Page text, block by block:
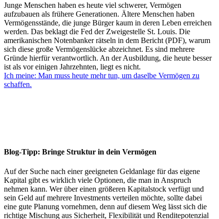
Junge Menschen haben es heute viel schwerer, Vermögen
aufzubauen als frühere Generationen. Ältere Menschen haben
Vermögensstände, die junge Bürger kaum in deren Leben erreichen
werden. Das beklagt die Fed der Zweigestelle St. Louis. Die
amerikanischen Notenbanker rätseln in dem Bericht (PDF), warum
sich diese große Vermögenslücke abzeichnet. Es sind mehrere
Gründe hierfür verantwortlich. An der Ausbildung, die heute besser
ist als vor einigen Jahrzehnten, liegt es nicht.
Ich meine: Man muss heute mehr tun, um daselbe Vermögen zu
schaffen.
Blog-Tipp: Bringe Struktur in dein Vermögen
Auf der Suche nach einer geeigneten Geldanlage für das eigene
Kapital gibt es wirklich viele Optionen, die man in Anspruch
nehmen kann. Wer über einen größeren Kapitalstock verfügt und
sein Geld auf mehrere Investments verteilen möchte, sollte dabei
eine gute Planung vornehmen, denn auf diesem Weg lässt sich die
richtige Mischung aus Sicherheit, Flexibilität und Renditepotenzial